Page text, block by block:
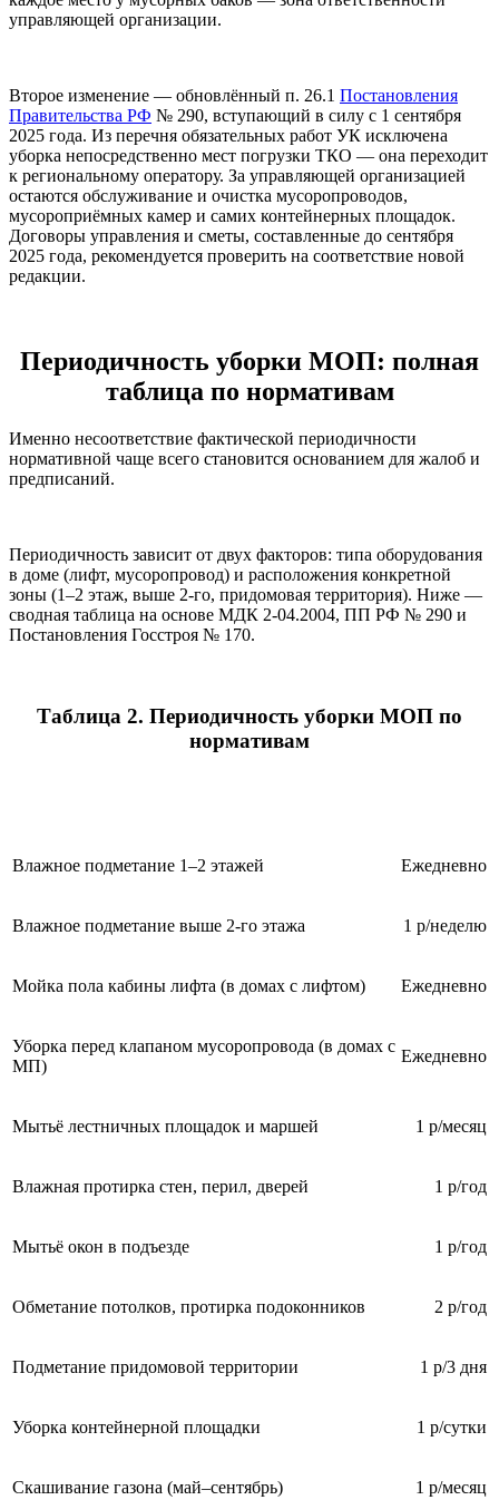
управляющей организации.
Второе изменение — обновлённый п. 26.1 Постановления
Правительства РФ № 290, вступающий в силу с 1 сентября
2025 года. Из перечня обязательных работ УК исключена
уборка непосредственно мест погрузки ТКО — она переходит
к региональному оператору. За управляющей организацией
остаются обслуживание и очистка мусоропроводов,
мусороприёмных камер и самих контейнерных площадок.
Договоры управления и сметы, составленные до сентября
2025 года, рекомендуется проверить на соответствие новой
редакции.
Периодичность уборки МОП: полная
таблица по нормативам
Именно несоответствие фактической периодичности
нормативной чаще всего становится основанием для жалоб и
предписаний.
Периодичность зависит от двух факторов: типа оборудования
в доме (лифт, мусоропровод) и расположения конкретной
зоны (1–2 этаж, выше 2-го, придомовая территория). Ниже —
сводная таблица на основе МДК 2-04.2004, ПП РФ № 290 и
Постановления Госстроя № 170.
Таблица 2. Периодичность уборки МОП по
нормативам
Влажное подметание 1–2 этажей Ежедневно
Влажное подметание выше 2-го этажа 1 р/неделю
Мойка пола кабины лифта (в домах с лифтом) Ежедневно
Уборка перед клапаном мусоропровода (в домах с
МП)
Ежедневно
Мытьё лестничных площадок и маршей 1 р/месяц
Влажная протирка стен, перил, дверей 1 р/год
Мытьё окон в подъезде 1 р/год
Обметание потолков, протирка подоконников 2 р/год
Подметание придомовой территории 1 р/3 дня
Уборка контейнерной площадки 1 р/сутки
Скашивание газона (май–сентябрь) 1 р/месяц